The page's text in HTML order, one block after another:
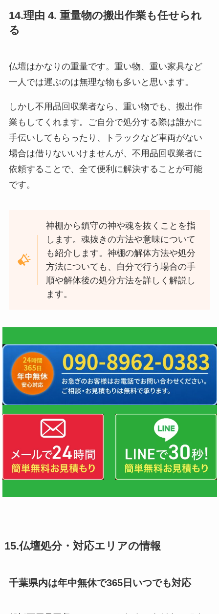
14.理由 4. 重量物の搬出作業も任せられ
る
仏壇はかなりの重量です。重い物、重い家具など
一人では運ぶのは無理な物も多いと思います。
しかし不用品回収業者なら、重い物でも、搬出作
業もしてくれます。ご自分で処分する際は誰かに
手伝いしてもらったり、トラックなど車両がない
場合は借りないいけませんが、不用品回収業者に
依頼することで、全て便利に解決することが可能
です。
神棚から鎮守の神や魂を抜くことを指
します。魂抜きの方法や意味について
も紹介します。神棚の解体方法や処分
方法についても、自分で行う場合の手
順や解体後の処分方法を詳しく解説し
ます。
15.仏壇処分・対応エリアの情報
千葉県内は年中無休で365日いつでも対応